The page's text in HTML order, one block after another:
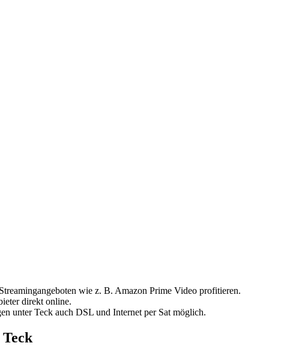
wie z. B. Amazon Prime Video profitieren.
direkt online.
unter Teck auch DSL und Internet per Sat möglich.